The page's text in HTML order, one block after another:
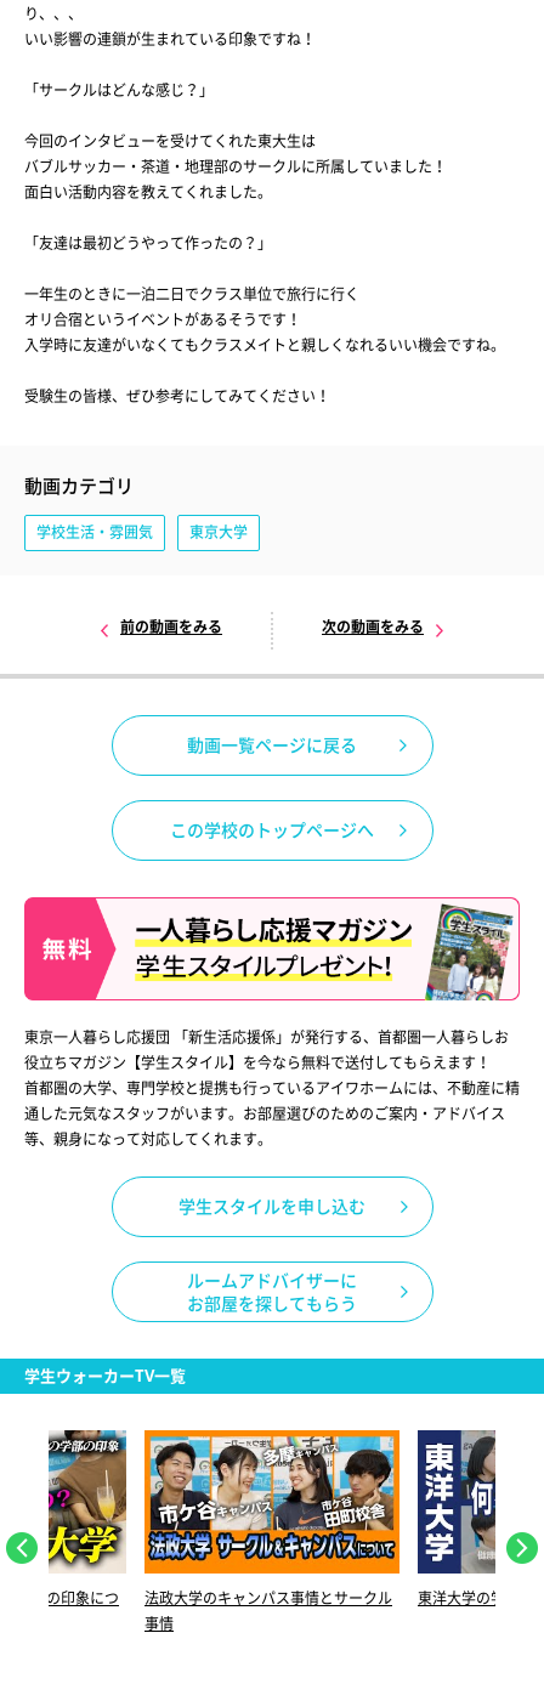
り、、、
いい影響の連鎖が生まれている印象ですね！
「サークルはどんな感じ？」
今回のインタビューを受けてくれた東大生は
バブルサッカー・茶道・地理部のサークルに所属していました！
面白い活動内容を教えてくれました。
「友達は最初どうやって作ったの？」
一年生のときに一泊二日でクラス単位で旅行に行く
オリ合宿というイベントがあるそうです！
入学時に友達がいなくてもクラスメイトと親しくなれるいい機会ですね。
受験生の皆様、ぜひ参考にしてみてください！
動画カテゴリ
学校生活・雰囲気 東京大学
前の動画をみる 次の動画をみる
動画一覧ページに戻る
この学校のトップページへ
東京一人暮らし応援団 「新生活応援係」が発行する、首都圏一人暮らしお
役立ちマガジン【学生スタイル】を今なら無料で送付してもらえます！
首都圏の大学、専門学校と提携も行っているアイワホームには、不動産に精
通した元気なスタッフがいます。お部屋選びのためのご案内・アドバイス
等、親身になって対応してくれます。
学生スタイルを申し込む
ルームアドバイザーに
お部屋を探してもらう
学生ウォーカーTV一覧
学部の印象につ
法政大学のキャンパス事情とサークル
事情
東洋大学の学部を